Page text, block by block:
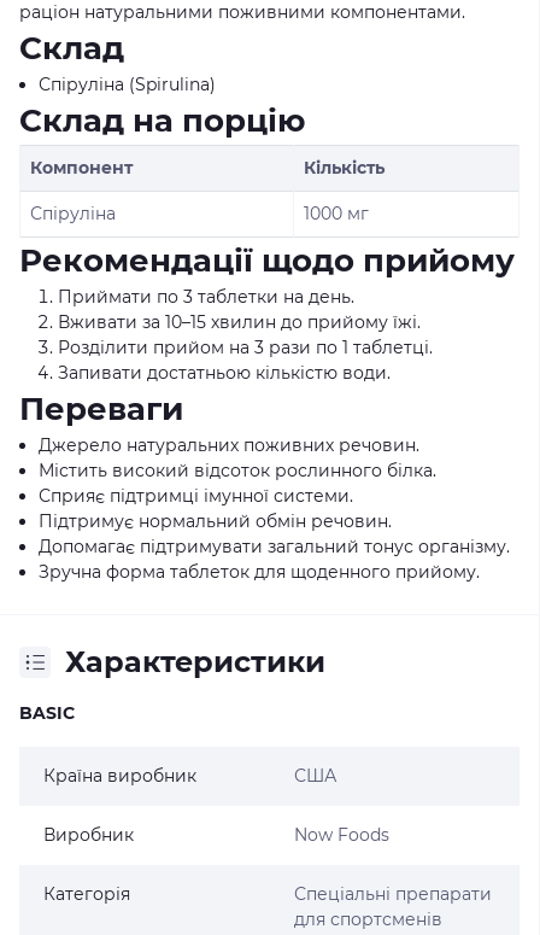
раціон натуральними поживними компонентами.
Склад
Спіруліна (Spirulina)
Склад на порцію
Компонент Кількість
Спіруліна 1000 мг
Рекомендації щодо прийому
Приймати по 3 таблетки на день.
Вживати за 10–15 хвилин до прийому їжі.
Розділити прийом на 3 рази по 1 таблетці.
Запивати достатньою кількістю води.
Переваги
Джерело натуральних поживних речовин.
Містить високий відсоток рослинного білка.
Сприяє підтримці імунної системи.
Підтримує нормальний обмін речовин.
Допомагає підтримувати загальний тонус організму.
Зручна форма таблеток для щоденного прийому.
Характеристики
BASIC
Країна виробник США
Виробник Now Foods
Категорія
Спеціальні препарати
для спортсменів